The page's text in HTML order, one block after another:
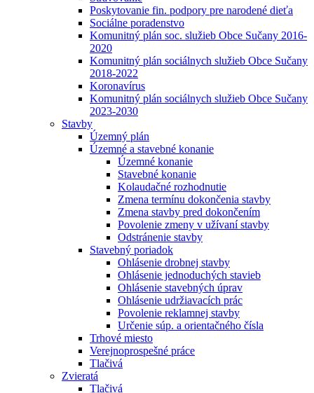
Poskytovanie fin. podpory pre narodené dieťa
Sociálne poradenstvo
Komunitný plán soc. služieb Obce Sučany 2016-
2020
Komunitný plán sociálnych služieb Obce Sučany
2018-2022
Koronavírus
Komunitný plán sociálnych služieb Obce Sučany
2023-2030
Stavby
Územný plán
Územné a stavebné konanie
Územné konanie
Stavebné konanie
Kolaudačné rozhodnutie
Zmena termínu dokončenia stavby
Zmena stavby pred dokončením
Povolenie zmeny v užívaní stavby
Odstránenie stavby
Stavebný poriadok
Ohlásenie drobnej stavby
Ohlásenie jednoduchých stavieb
Ohlásenie stavebných úprav
Ohlásenie udržiavacích prác
Povolenie reklamnej stavby
Určenie súp. a orientačného čísla
Trhové miesto
Verejnoprospešné práce
Tlačivá
Zvieratá
Tlačivá